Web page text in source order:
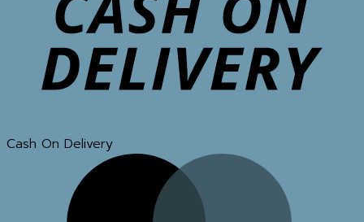
Cash On Delivery